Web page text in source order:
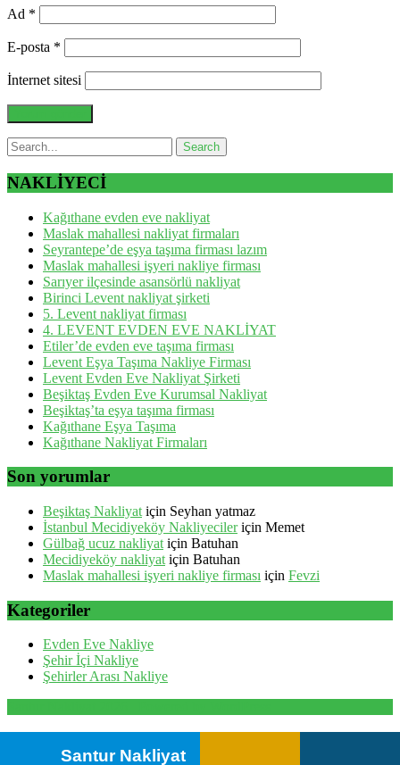
Ad *
E-posta *
İnternet sitesi
NAKLİYECİ
Kağıthane evden eve nakliyat
Maslak mahallesi nakliyat firmaları
Seyrantepe’de eşya taşıma firması lazım
Maslak mahallesi işyeri nakliye firması
Sarıyer ilçesinde asansörlü nakliyat
Birinci Levent nakliyat şirketi
5. Levent nakliyat firması
4. LEVENT EVDEN EVE NAKLİYAT
Etiler’de evden eve taşıma firması
Levent Eşya Taşıma Nakliye Firması
Levent Evden Eve Nakliyat Şirketi
Beşiktaş Evden Eve Kurumsal Nakliyat
Beşiktaş’ta eşya taşıma firması
Kağıthane Eşya Taşıma
Kağıthane Nakliyat Firmaları
Son yorumlar
Beşiktaş Nakliyat için Seyhan yatmaz
İstanbul Mecidiyeköy Nakliyecileriçin Memet
Gülbağ ucuz nakliyat için Batuhan
Mecidiyeköy nakliyat için Batuhan
Maslak mahallesi işyeri nakliye firması için Fevzi
Kategoriler
Evden Eve Nakliye
Şehir İçi Nakliye
Şehirler Arası Nakliye
Santur Nakliyat